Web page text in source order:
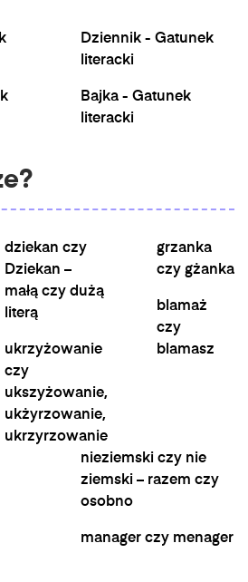
Dziennik - Gatunek
literacki
Bajka - Gatunek
literacki
dziekan czy
Dziekan –
małą czy dużą
literą
ukrzyżowanie
czy
ukszyżowanie,
ukżyrzowanie,
ukrzyrzowanie
grzanka
czy gżanka
blamaż
czy
blamasz
nieziemski czy nie
ziemski – razem czy
osobno
manager czy menager